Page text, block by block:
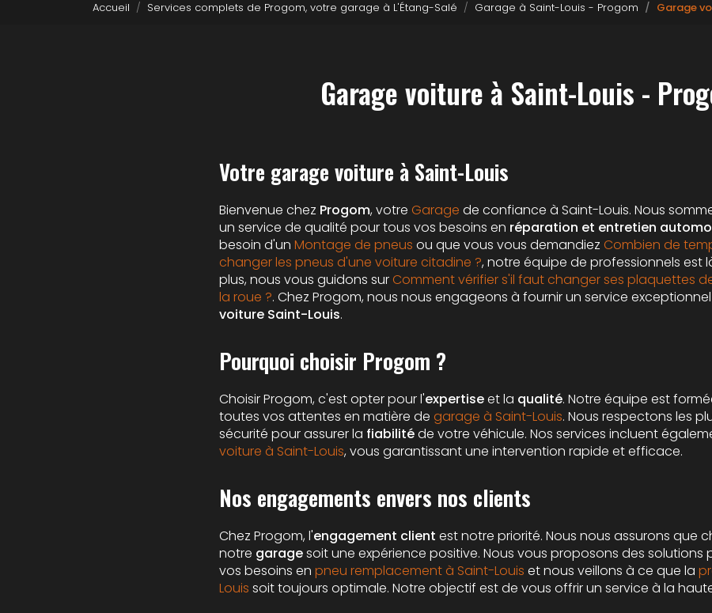
Accueil Services complets de Progom, votre garage à L'Étang-Salé Garage à Saint-Louis - Progom Garage
Garage voiture à Saint-Louis -
Votre garage voiture à Saint-Louis
Bienvenue chez Progom, votre Garage de confiance à Saint-Louis. Nous
un service de qualité pour tous vos besoins en réparation et entretien
besoin d'un Montage de pneus ou que vous vous demandiez Combien de
changer les pneus d'une voiture citadine ?, notre équipe de professionnels est
plus, nous vous guidons sur Comment vérifier s'il faut changer ses plaquettes
la roue ?. Chez Progom, nous nous engageons à fournir un service
voiture Saint-Louis.
Pourquoi choisir Progom ?
Choisir Progom, c'est opter pour l'expertiseet la qualité. Notre équipe est
toutes vos attentes en matière de garage à Saint-Louis. Nous respectons les
sécurité pour assurer la fiabilitéde votre véhicule. Nos services incluent
voiture à Saint-Louis, vous garantissant une intervention rapide et efficace.
Nos engagements envers nos clients
Chez Progom, l'engagement client est notre priorité. Nous nous assurons que
notre garagesoit une expérience positive. Nous vous proposons des solutions
vos besoins en pneu remplacement à Saint-Louis et nous veillons à ce que la
Louis soit toujours optimale. Notre objectif est de vous offrir un service à la